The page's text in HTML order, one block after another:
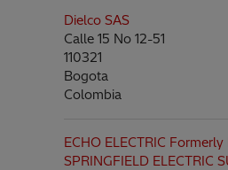
Dielco SAS
Calle 15 No 12-51
110321
Bogota
Colombia
ECHO ELECTRIC Formerly
SPRINGFIELD ELECTRIC